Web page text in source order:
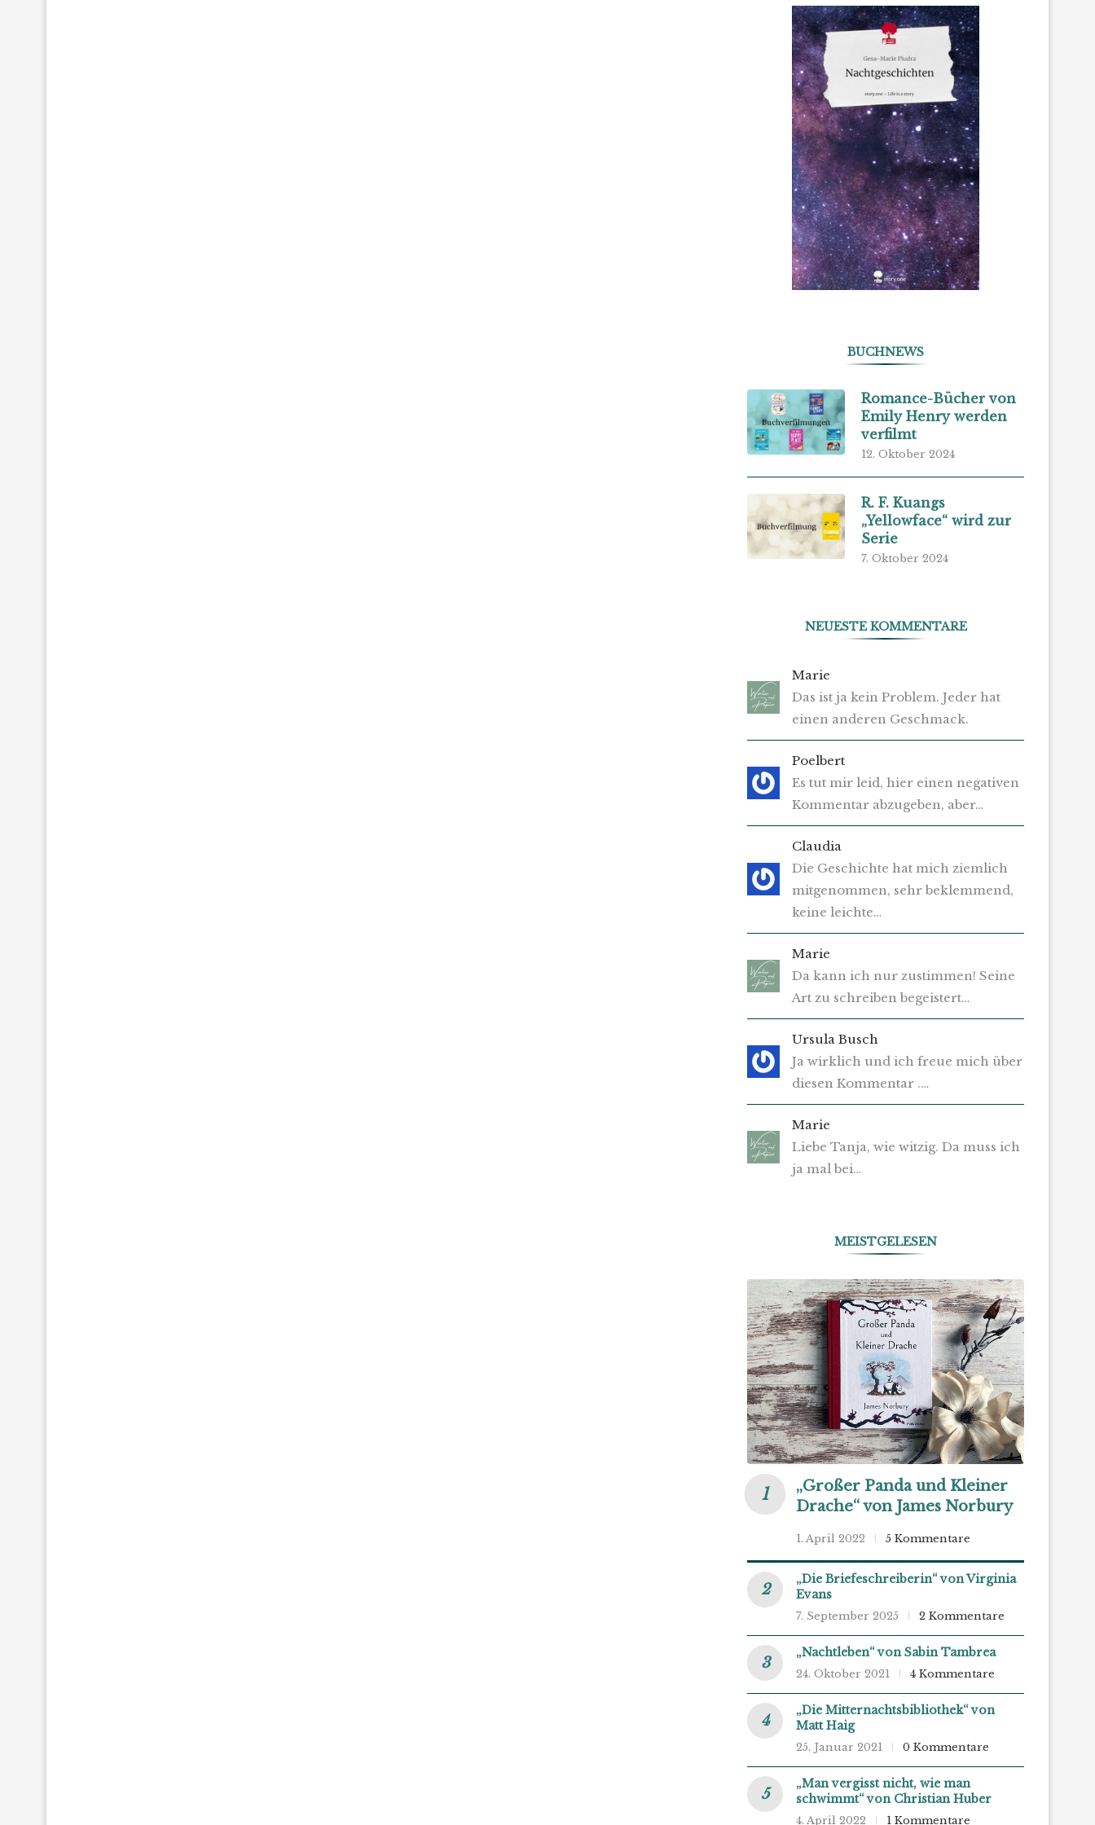
BUCHNEWS
Romance-Bücher von
Emily Henry werden
verfilmt
12. Oktober 2024
R. F. Kuangs
„Yellowface“ wird zur
Serie
7. Oktober 2024
NEUESTE KOMMENTARE
Marie
Das ist ja kein Problem. Jeder hat
einen anderen Geschmack.
Poelbert
Es tut mir leid, hier einen negativen
Kommentar abzugeben, aber…
Claudia
Die Geschichte hat mich ziemlich
mitgenommen, sehr beklemmend,
keine leichte…
Marie
Da kann ich nur zustimmen! Seine
Art zu schreiben begeistert…
Ursula Busch
Ja wirklich und ich freue mich über
diesen Kommentar .…
Marie
Liebe Tanja, wie witzig. Da muss ich
ja mal bei…
MEISTGELESEN
„Großer Panda und Kleiner
Drache“ von James Norbury
1. April 2022 5 Kommentare
„Die Briefeschreiberin“ von Virginia
Evans
7. September 2025 2 Kommentare
„Nachtleben“ von Sabin Tambrea
24. Oktober 2021 4 Kommentare
„Die Mitternachtsbibliothek“ von
Matt Haig
25. Januar 2021 0 Kommentare
„Man vergisst nicht, wie man
schwimmt“ von Christian Huber
4. April 2022 1 Kommentare